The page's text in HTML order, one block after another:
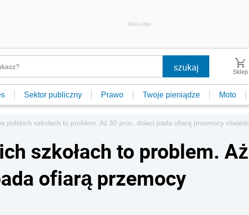
REKLAMA
Sklep
Sektor publiczny Prawo Twoje pieniądze Moto
polskich szkołach to problem. Aż 30 proc. dzieci pada ofiarą przemocy
szkołach to problem. Aż
ofiarą przemocy